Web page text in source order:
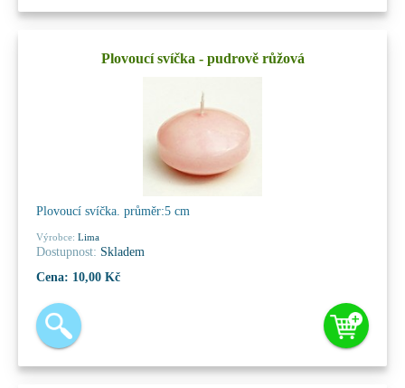
Plovoucí svíčka - pudrově růžová
Plovoucí svíčka. průměr:5 cm
Výrobce: Lima
Dostupnost: Skladem
Cena: 10,00 Kč